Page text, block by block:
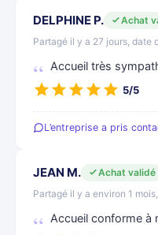
DELPHINE P.
Achat
Partagé il y a 27 jours, date
Accueil très
5/5
L’entreprise a pris
JEAN M.
Achat validé
Partagé il y a environ 1
Accueil conforme à